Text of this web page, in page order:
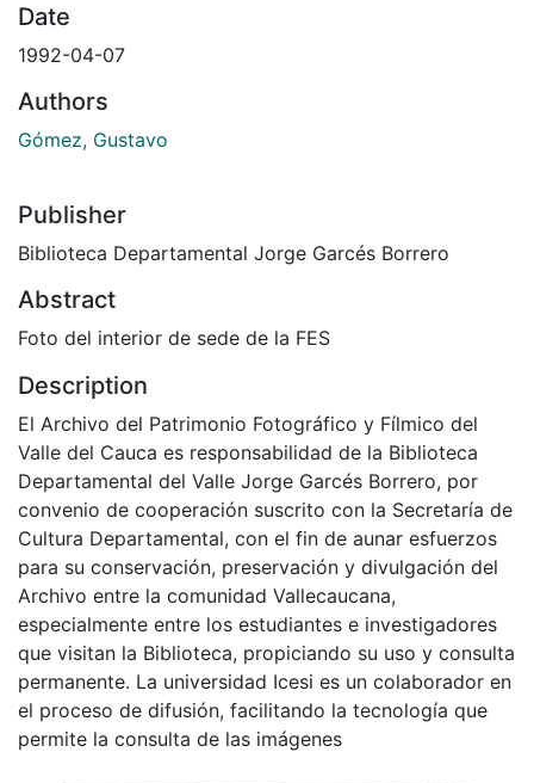
Date
1992-04-07
Authors
Gómez, Gustavo
Publisher
Biblioteca Departamental Jorge Garcés Borrero
Abstract
Foto del interior de sede de la FES
Description
El Archivo del Patrimonio Fotográfico y Fílmico del
Valle del Cauca es responsabilidad de la Biblioteca
Departamental del Valle Jorge Garcés Borrero, por
convenio de cooperación suscrito con la Secretaría de
Cultura Departamental, con el fin de aunar esfuerzos
para su conservación, preservación y divulgación del
Archivo entre la comunidad Vallecaucana,
especialmente entre los estudiantes e investigadores
que visitan la Biblioteca, propiciando su uso y consulta
permanente. La universidad Icesi es un colaborador en
el proceso de difusión, facilitando la tecnología que
permite la consulta de las imágenes